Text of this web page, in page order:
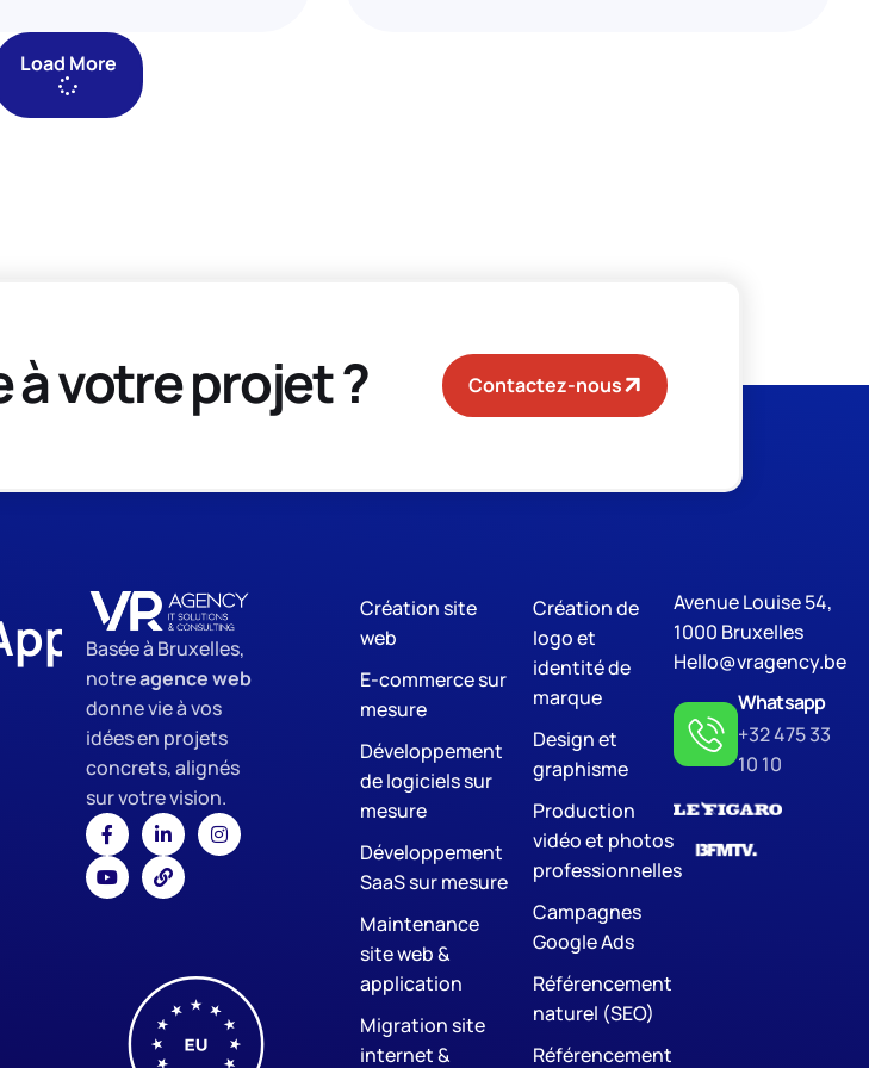
Load More
à votre projet ? Contactez-nous
Digital Marketing
Basée à Bruxelles,
notreagence web
donne vie à vos
idées en projets
concrets, alignés
sur votre vision.
Création site
web
E-commerce sur
mesure
Développement
de logiciels sur
mesure
Développement
SaaS sur mesure
Maintenance
site web &
application
Migration site
internet &
Création de
logo et
identité de
marque
Design et
graphisme
Production
vidéo et photos
professionnelles
Campagnes
Google Ads
Référencement
naturel (SEO)
Référencement
Avenue Louise 54,
1000 Bruxelles
Hello@vragency.be
Whatsapp
+32 475 33
10 10